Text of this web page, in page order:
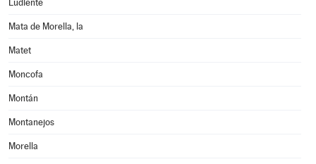
Ludiente
Mata de Morella, la
Matet
Moncofa
Montán
Montanejos
Morella